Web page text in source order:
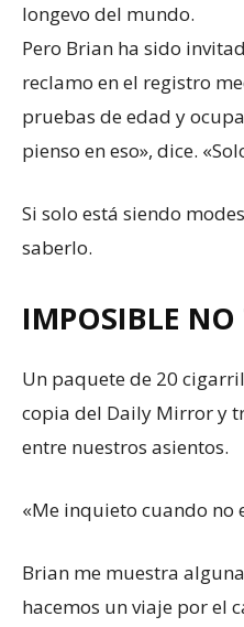
longevo del mundo.
Pero Brian ha sido
reclamo en el registro
pruebas de edad y
pienso en eso», dice.
Si solo está siendo
saberlo.
IMPOSIBLE NO
Un paquete de 20
copia del Daily Mirror y
entre nuestros asientos.
«Me inquieto cuando no
Brian me muestra
hacemos un viaje por el